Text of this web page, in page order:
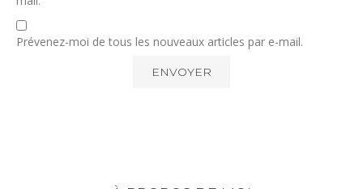
Prévenez-moi de tous les nouveaux articles par e-mail.